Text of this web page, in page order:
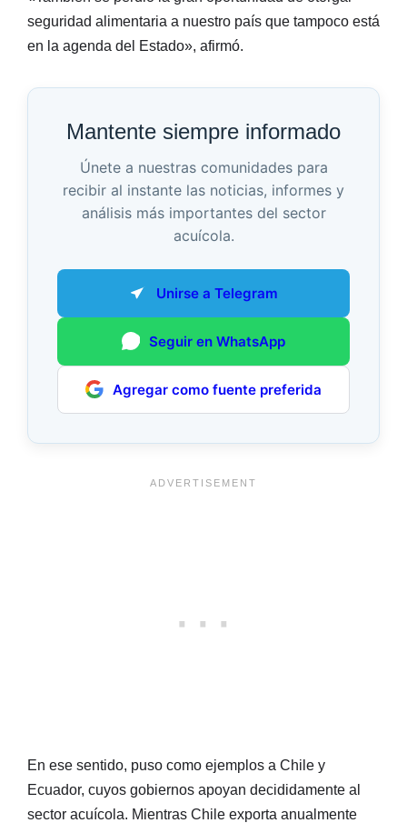
seguridad alimentaria a nuestro país que tampoco está
en la agenda del Estado», afirmó.
Mantente siempre informado
Únete a nuestras comunidades para
recibir al instante las noticias, informes y
análisis más importantes del sector
acuícola.
Unirse a Telegram
Seguir en WhatsApp
Agregar como fuente preferida
En ese sentido, puso como ejemplos a Chile y
Ecuador, cuyos gobiernos apoyan decididamente al
sector acuícola. Mientras Chile exporta anualmente